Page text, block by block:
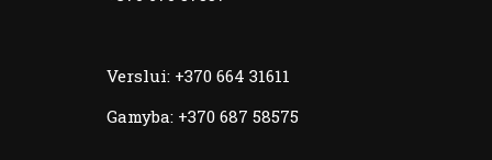
Verslui: +370 664 31611
Gamyba: +370 687 58575